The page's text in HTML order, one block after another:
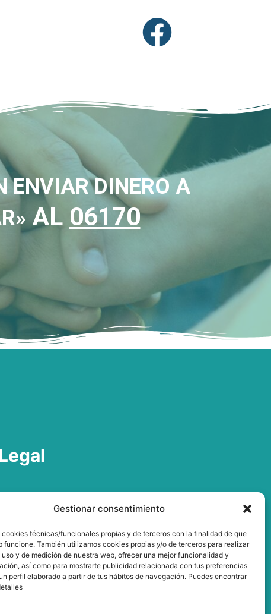
Gestionar consentimiento
cookies técnicas/funcionales propias y de terceros con la finalidad de que
funcione. También utilizamos cookies propias y/o de terceros para realizar
y de medición de nuestra web, ofrecer una mejor funcionalidad y
así como para mostrarte publicidad relacionada con tus preferencias
perfil elaborado a partir de tus hábitos de navegación. Puedes encontrar
ENVIAR DINERO A
AL 06170
legal
de cookies